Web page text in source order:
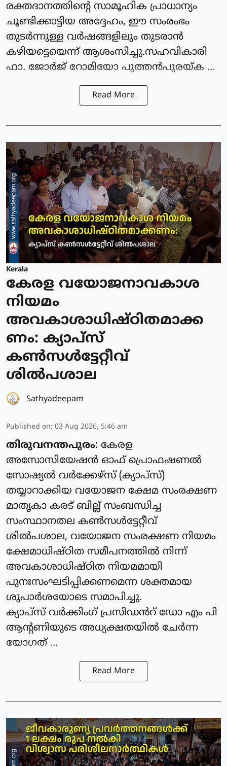
രക്തദാനത്തിന്റെ സാമൂഹിക പ്രാധാന്യം
ചൂണ്ടിക്കാട്ടിയ അദ്ദേഹം, ഈ സംരംഭം
തുടർന്നുള്ള വർഷങ്ങളിലും തുടരാൻ
കഴിയട്ടെയെന്ന് ആശംസിച്ചു.സഹവികാരി
ഫാ. ജോർജ് റോമിയോ പുത്തൻപുരയ്ക ...
Read More
Kerala
കേരള വയോജനാവകാശ
നിയമം
അവകാശാധിഷ്ഠിതമാക്ക
ണം: ക്യാപ്സ്
കൺസൾട്ടേറ്റീവ്
ശിൽപശാല
Sathyadeepam
Published on: 03 Aug 2026, 5:46 am
തിരുവനന്തപുരം: കേരള
അസോസിയേഷൻ ഓഫ് പ്രൊഫഷണൽ
സോഷ്യൽ വർക്കേഴ്സ് (ക്യാപ്‌സ്)
തയ്യാറാക്കിയ വയോജന ക്ഷേമ സംരക്ഷണ
മാതൃകാ കരട് ബില്ല് സംബന്ധിച്ച
സംസ്ഥാനതല കൺസൾട്ടേറ്റീവ്
ശിൽപശാല, വയോജന സംരക്ഷണ നിയമം
ക്ഷേമാധിഷ്ഠിത സമീപനത്തിൽ നിന്ന്
അവകാശാധിഷ്ഠിത നിയമമായി
പുനഃസംഘടിപ്പിക്കണമെന്ന ശക്തമായ
ശുപാർശയോടെ സമാപിച്ചു.
ക്യാപ്‌സ് വർക്കിംഗ്‌ പ്രസിഡൻറ് ഡോ എം പി
ആന്റണിയുടെ അധ്യക്ഷതയിൽ ചേർന്ന
യോഗത് ...
Read More